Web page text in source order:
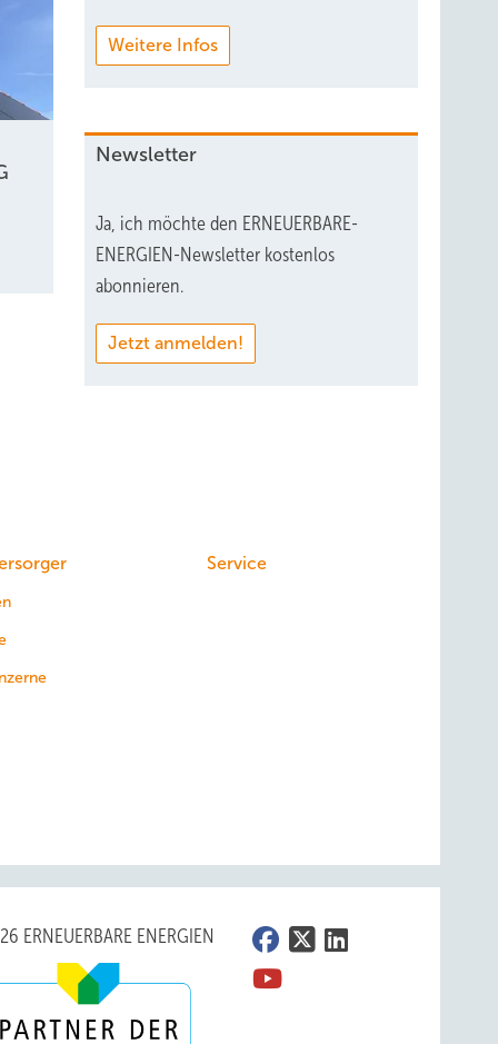
Weitere Infos
Newsletter
Ja, ich möchte den ERNEUERBARE-
ENERGIEN-Newsletter kostenlos
abonnieren.
Jetzt anmelden!
Service
ERNEUERBARE ENERGIEN